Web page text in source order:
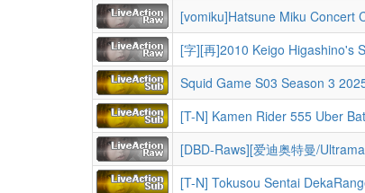
[vomiku]Hatsune Miku Concert
[字][再]2010 Keigo Higashino's
Squid Game S03 Season 3 2025
[T-N] Kamen Rider 555 Uber
[DBD-Raws][爱迪奥特曼/Ultraman 80][01-50TV
[T-N] Tokusou Sentai